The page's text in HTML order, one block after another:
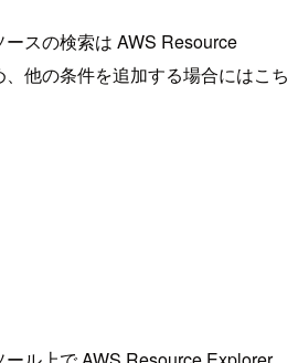
スの検索は AWS Resource
他の条件を追加する場合にはこち